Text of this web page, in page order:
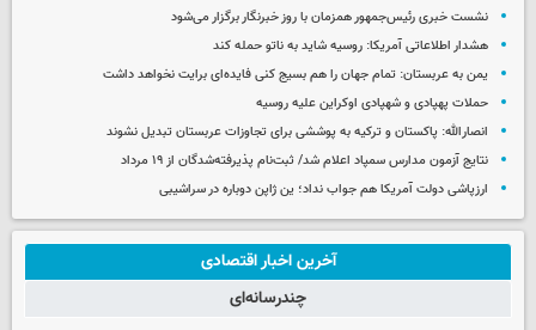
نشست خبری رئیس‌جمهور همزمان با روز خبرنگار برگزار می‌شود
هشدار اطلاعاتی آمریکا: روسیه شاید به ناتو حمله کند
یمن به عربستان: تمام جهان را هم بسیج کنی فایده‌ای برایت نخواهد داشت
حملات پهپادی و شهپادی اوکراین علیه روسیه
انصارالله: پاکستان و ترکیه به پوششی برای تجاوزات عربستان تبدیل نشوند
نتایج آزمون مدارس سمپاد اعلام شد/ ثبت‌نام پذیرفته‌شدگان از ۱۹ مرداد
ارزپاشی دولت آمریکا هم جواب نداد؛ ین ژاپن دوباره در سراشیبی
آخرین اخبار اقتصادی
چندرسانه‌ای